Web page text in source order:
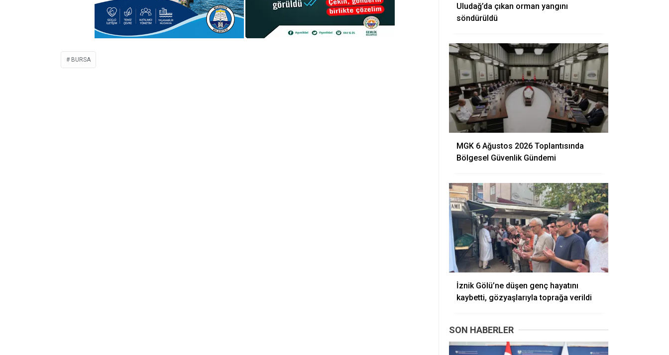
BURSA
Uludağ’da çıkan orman yangını
söndürüldü
MGK 6 Ağustos 2026 Toplantısında
Bölgesel Güvenlik Gündemi
İznik Gölü’ne düşen genç hayatını
kaybetti, gözyaşlarıyla toprağa verildi
SON HABERLER